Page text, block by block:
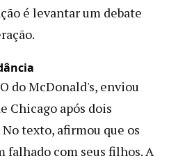
é levantar um debate
do McDonald's, enviou
Chicago após dois
texto, afirmou que os
falhado com seus filhos. A